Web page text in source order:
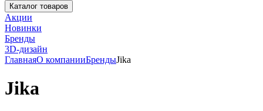
Каталог товаров
Акции
Новинки
Бренды
3D-дизайн
ГлавнаяО компанииБрендыJika
Jika